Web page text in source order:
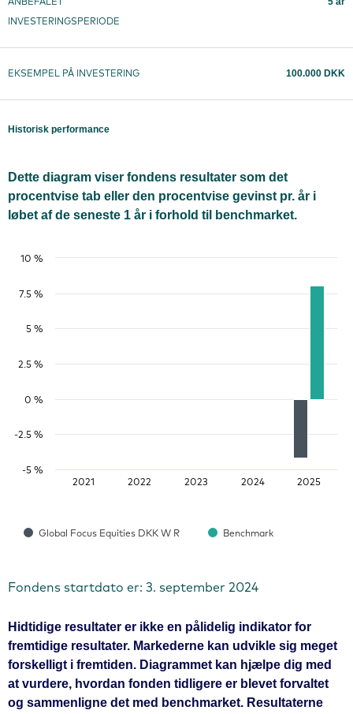
ANBEFALET
INVESTERINGSPERIODE
EKSEMPEL PÅ INVESTERING 100.000 DKK
Historisk performance
Dette diagram viser fondens resultater som det
procentvise tab eller den procentvise gevinst pr. år i
løbet af de seneste 1 år i forhold til benchmarket.
Global Focus Equities DKK W R Benchmark
2021 2022 2023 2024 2025
-5 %
-2.5 %
0 %
2.5 %
5 %
7.5 %
10 %
Fondens startdato er: 3. september 2024
Hidtidige resultater er ikke en pålidelig indikator for
fremtidige resultater. Markederne kan udvikle sig meget
forskelligt i fremtiden. Diagrammet kan hjælpe dig med
at vurdere, hvordan fonden tidligere er blevet forvaltet
og sammenligne det med benchmarket. Resultaterne